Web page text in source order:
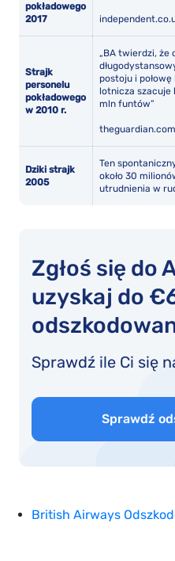
pokładowego
2017
Strajk
personelu
pokładowego
w 2010 r.
„BA twierdzi, że
postoju i
lotnicza szacuje
mln funtów”
theguardian.com
Dziki strajk
2005
Ten
około 30
utrudnienia w
Zgłoś się do
uzyskaj do
Sprawdź ile Ci się
Sprawdź
British Airways